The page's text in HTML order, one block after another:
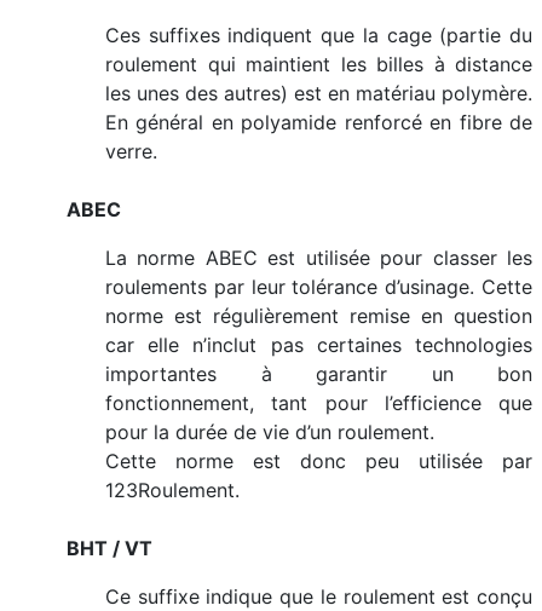
Ces suffixes indiquent que la cage (partie du
roulement qui maintient les billes à distance
les unes des autres) est en matériau polymère.
En général en polyamide renforcé en fibre de
verre.
ABEC
La norme ABEC est utilisée pour classer les
roulements par leur tolérance d’usinage. Cette
norme est régulièrement remise en question
car elle n’inclut pas certaines technologies
importantes à garantir un bon
fonctionnement, tant pour l’efficience que
pour la durée de vie d’un roulement.
Cette norme est donc peu utilisée par
123Roulement.
BHT / VT
Ce suffixe indique que le roulement est conçu